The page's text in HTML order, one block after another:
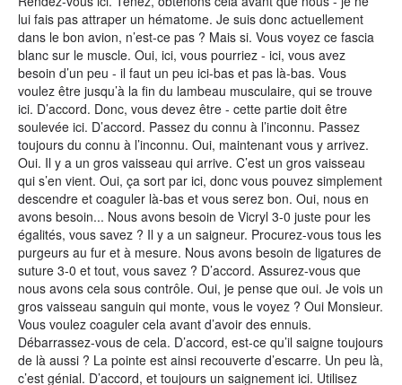
lui fais pas attraper un hématome. Je suis donc actuellement
dans le bon avion, n’est-ce pas ? Mais si. Vous voyez ce fascia
blanc sur le muscle. Oui, ici, vous pourriez - ici, vous avez
besoin d’un peu - il faut un peu ici-bas et pas là-bas. Vous
voulez être jusqu’à la fin du lambeau musculaire, qui se trouve
ici. D’accord. Donc, vous devez être - cette partie doit être
soulevée ici. D’accord. Passez du connu à l’inconnu. Passez
toujours du connu à l’inconnu. Oui, maintenant vous y arrivez.
Oui. Il y a un gros vaisseau qui arrive. C’est un gros vaisseau
qui s’en vient. Oui, ça sort par ici, donc vous pouvez simplement
descendre et coaguler là-bas et vous serez bon. Oui, nous en
avons besoin... Nous avons besoin de Vicryl 3-0 juste pour les
égalités, vous savez ? Il y a un saigneur. Procurez-vous tous les
purgeurs au fur et à mesure. Nous avons besoin de ligatures de
suture 3-0 et tout, vous savez ? D’accord. Assurez-vous que
nous avons cela sous contrôle. Oui, je pense que oui. Je vois un
gros vaisseau sanguin qui monte, vous le voyez ? Oui Monsieur.
Vous voulez coaguler cela avant d’avoir des ennuis.
Débarrassez-vous de cela. D’accord, est-ce qu’il saigne toujours
de là aussi ? La pointe est ainsi recouverte d’escarre. Un peu là,
c’est génial. D’accord, et toujours un saignement ici. Utilisez